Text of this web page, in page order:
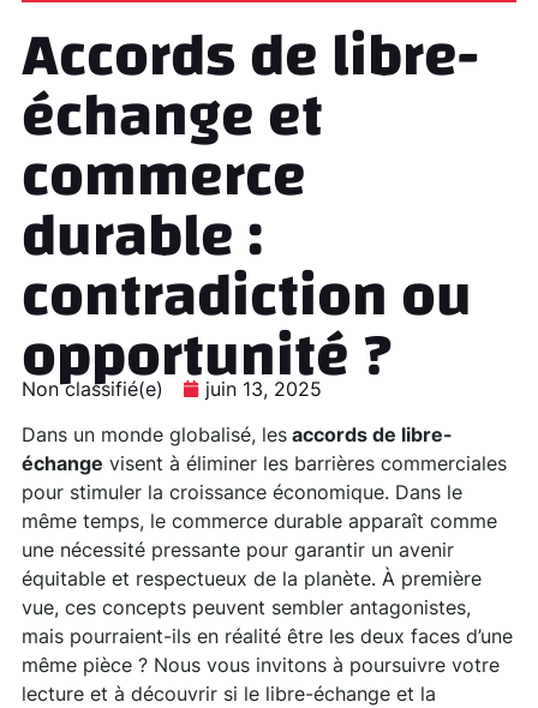
Accords de libre-
échange et
commerce
durable :
contradiction ou
opportunité ?
Non classifié(e)
juin 13, 2025
Dans un monde globalisé, lesaccords de libre-
échange visent à éliminer les barrières commerciales
pour stimuler la croissance économique. Dans le
même temps, le commerce durable apparaît comme
une nécessité pressante pour garantir un avenir
équitable et respectueux de la planète. À première
vue, ces concepts peuvent sembler antagonistes,
mais pourraient-ils en réalité être les deux faces d’une
même pièce ? Nous vous invitons à poursuivre votre
lecture et à découvrir si le libre-échange et la